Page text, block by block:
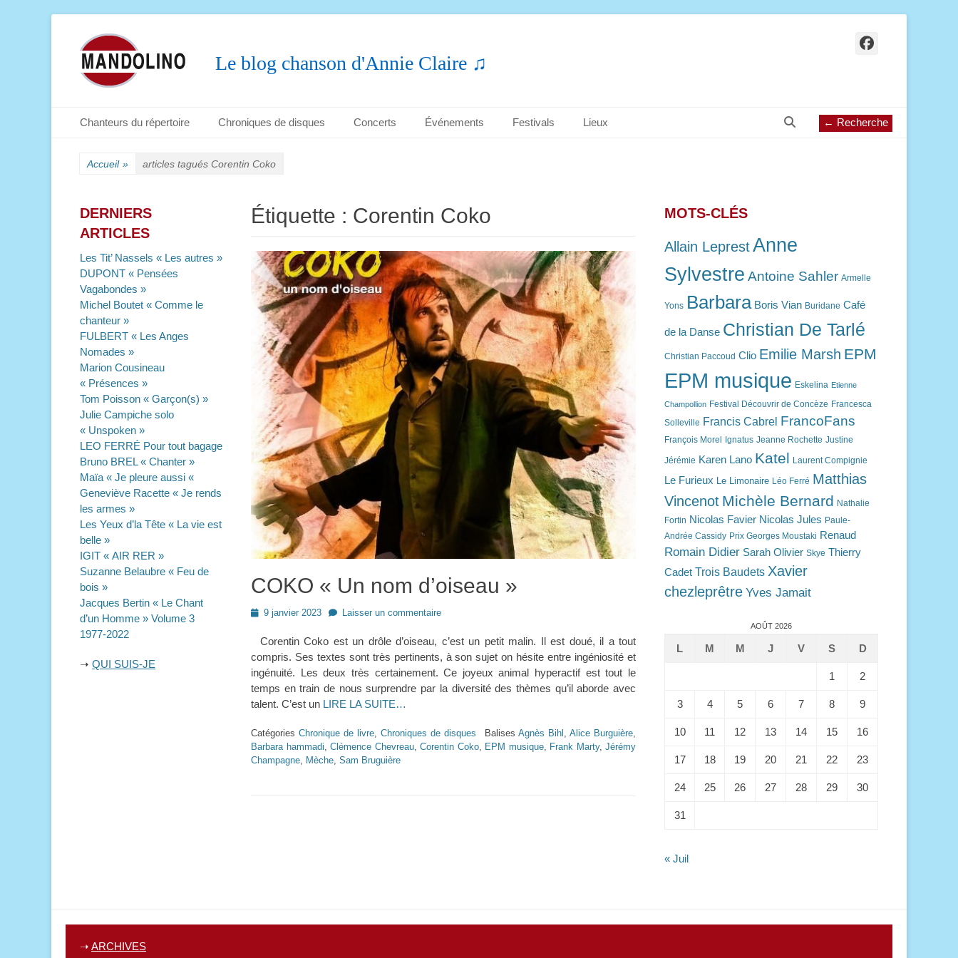
Le blog chanson d'Annie Claire ♫
Facebook
Menu principal
Chanteurs du répertoire Chroniques de disques Concerts Événements Festivals Lieux ← Recherche
Recherche
Accueil » articles tagués Corentin Coko
Étiquette : Corentin Coko
COKO « Un nom d’oiseau »
Posted9 janvier 2023 Laisser un commentaire
Corentin Coko est un drôle d’oiseau, c’est un petit malin. Il est doué, il a tout
compris. Ses textes sont très pertinents, à son sujet on hésite entre ingéniosité et
ingénuité. Les deux très certainement. Ce joyeux animal hyperactif est tout le
temps en train de nous surprendre par la diversité des thèmes qu’il aborde avec
talent. C’est un LIRE LA SUITE…
Catégories Chronique de livre Chroniques de disques Balises Agnès Bihl Alice Burguière
Barbara hammadi Clémence Chevreau, Corentin Coko, EPM musique, Frank Marty, Jérémy
Champagne
Mèche Sam Bruguière
MOTS-CLÉS
Allain LeprestAnne
Sylvestre Antoine Sahler Armelle
Yons Barbara Boris Vian Buridane Café
de la Danse Christian De Tarlé
Christian Paccoud Clio Emilie Marsh EPM
EPM musique Eskelina Etienne
Champollion Festival Découvrir de Concèze Francesca
Solleville Francis Cabrel FrancoFans
François Morel Ignatus Jeanne Rochette Justine
Jérémie Karen Lano Katel Laurent Compignie
Le Furieux Le Limonaire Léo Ferré Matthias
Vincenot Michèle Bernard Nathalie
Fortin Nicolas Favier Nicolas Jules Paule-
Andrée Cassidy Prix Georges Moustaki Renaud
Romain Didier Sarah Olivier Skye Thierry
Cadet Trois Baudets Xavier
chezleprêtre Yves Jamait
AOÛT 2026
L M M J V S D
1 2
3 4 5 6 7 8 9
10 11 12 13 14 15 16
17 18 19 20 21 22 23
24 25 26 27 28 29 30
31
« Juil
DERNIERS
ARTICLES
Les Tit’ Nassels « Les autres »
DUPONT « Pensées
Vagabondes »
Michel Boutet « Comme le
chanteur »
FULBERT « Les Anges
Nomades »
Marion Cousineau
« Présences »
Tom Poisson « Garçon(s) »
Julie Campiche solo
« Unspoken »
LEO FERRÉ Pour tout bagage
Bruno BREL « Chanter »
Maïa « Je pleure aussi «
Geneviève Racette « Je rends
les armes »
Les Yeux d’la Tête « La vie est
belle »
IGIT « AIR RER »
Suzanne Belaubre « Feu de
bois »
Jacques Bertin « Le Chant
d’un Homme » Volume 3
1977-2022
➝ QUI SUIS-JE
➝ ARCHIVES